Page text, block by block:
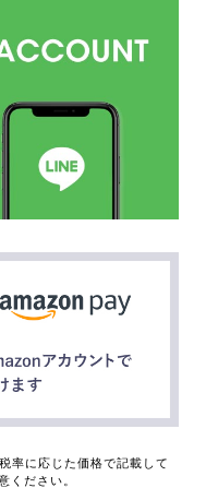
率に応じた価格で記載して
ください。